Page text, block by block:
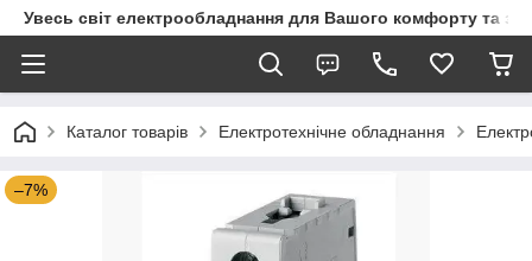
Увесь світ електрообладнання для Вашого комфорту та
Каталог товарів Електротехнічне обладнання
–7%